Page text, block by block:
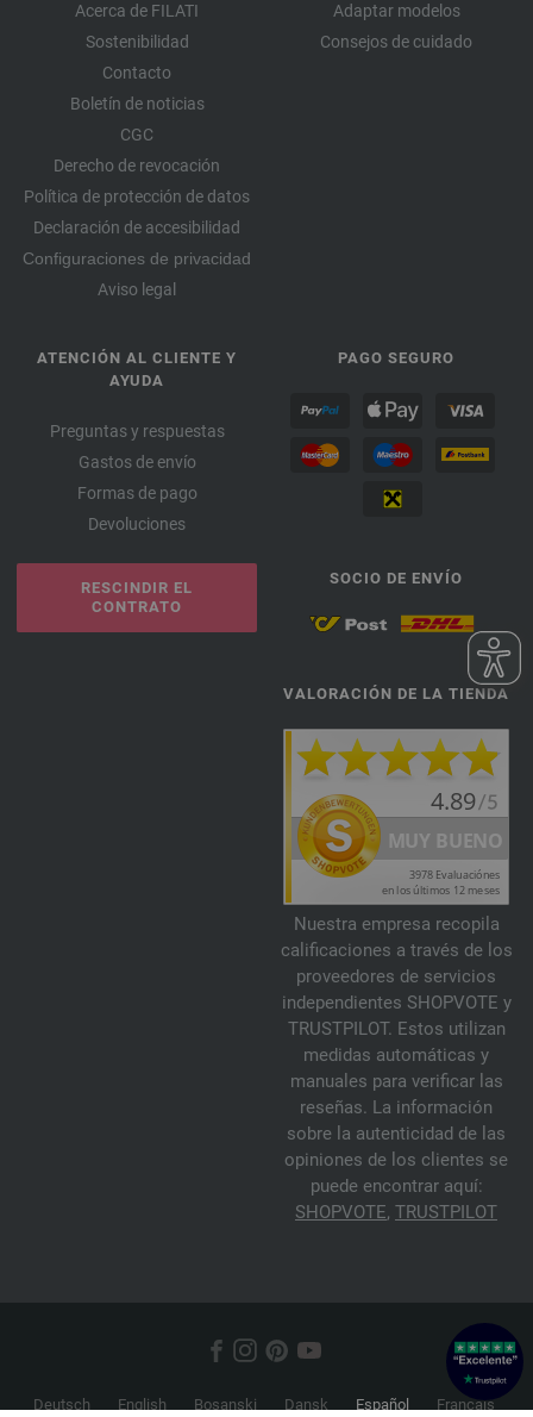
Acerca de FILATI
Sostenibilidad
Contacto
Boletín de noticias
CGC
Derecho de revocación
Política de protección de datos
Declaración de accesibilidad
Configuraciones de privacidad
Aviso legal
Adaptar modelos
Consejos de cuidado
ATENCIÓN AL CLIENTE Y
AYUDA
Preguntas y respuestas
Gastos de envío
Formas de pago
Devoluciones
RESCINDIR EL
CONTRATO
PAGO SEGURO
SOCIO DE ENVÍO
VALORACIÓN DE LA TIENDA
Nuestra empresa recopila
calificaciones a través de los
proveedores de servicios
independientes SHOPVOTE y
TRUSTPILOT. Estos utilizan
medidas automáticas y
manuales para verificar las
reseñas. La información
sobre la autenticidad de las
opiniones de los clientes se
puede encontrar aquí:
SHOPVOTE, TRUSTPILOT
Deutsch English Bosanski Dansk Español Français